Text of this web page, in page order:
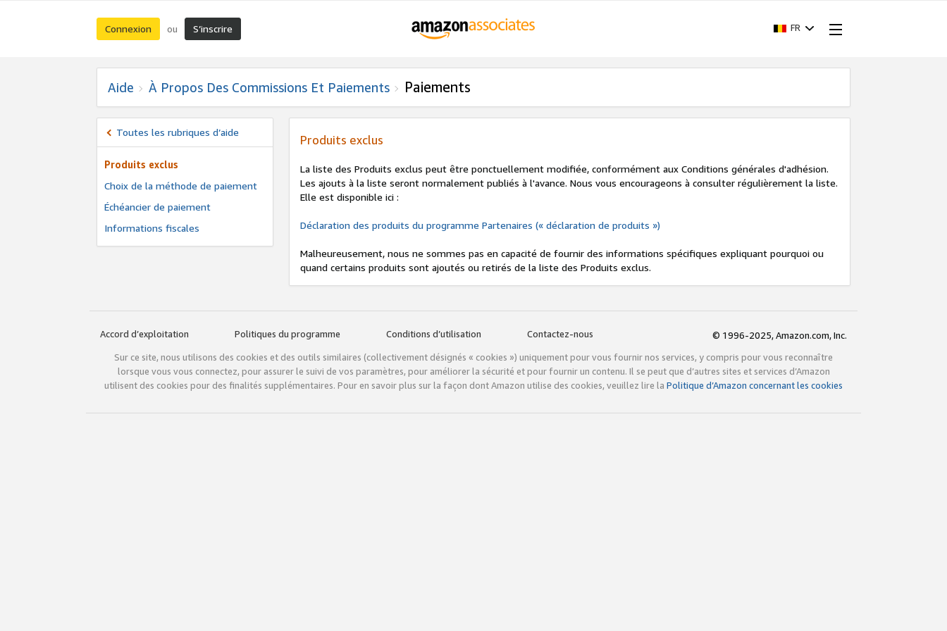
Connexion ou S’inscrire FR
Aide À Propos Des Commissions Et Paiements Paiements
Toutes les rubriques d’aide
Produits exclus
Choix de la méthode de paiement
Échéancier de paiement
Informations fiscales
Produits exclus
La liste des Produits exclus peut être ponctuellement modifiée, conformément aux Conditions générales d'adhésion.
Les ajouts à la liste seront normalement publiés à l'avance. Nous vous encourageons à consulter régulièrement la liste.
Elle est disponible ici :
Déclaration des produits du programme Partenaires (« déclaration de produits »)
Malheureusement, nous ne sommes pas en capacité de fournir des informations spécifiques expliquant pourquoi ou
quand certains produits sont ajoutés ou retirés de la liste des Produits exclus.
Accord d’exploitation Politiques du programme Conditions d’utilisation Contactez-nous
© 1996-2025, Amazon.com, Inc.
Sur ce site, nous utilisons des cookies et des outils similaires (collectivement désignés « cookies ») uniquement pour vous fournir nos services, y compris pour vous reconnaître
lorsque vous vous connectez, pour assurer le suivi de vos paramètres, pour améliorer la sécurité et pour fournir un contenu. Il se peut que d’autres sites et services d’Amazon
utilisent des cookies pour des finalités supplémentaires. Pour en savoir plus sur la façon dont Amazon utilise des cookies, veuillez lire la Politique d’Amazon concernant les cookies